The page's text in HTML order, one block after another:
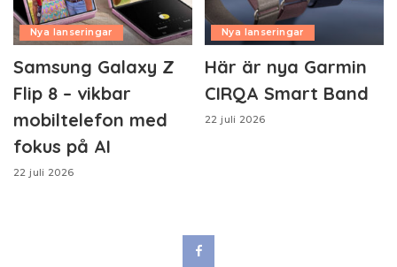
Nya lanseringar
Samsung Galaxy Z
Flip 8 – vikbar
mobiltelefon med
fokus på AI
22 juli 2026
Nya lanseringar
Här är nya Garmin
CIRQA Smart Band
22 juli 2026